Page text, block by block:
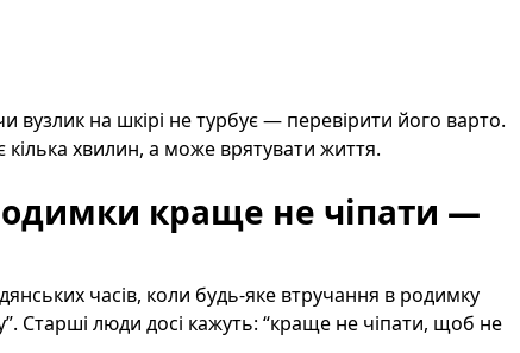
вузлик на шкірі не турбує — перевірити його варто.
хвилин, а може врятувати життя.
краще не чіпати —
часів, коли будь-яке втручання в родимку
Старші люди досі кажуть: “краще не чіпати, щоб не